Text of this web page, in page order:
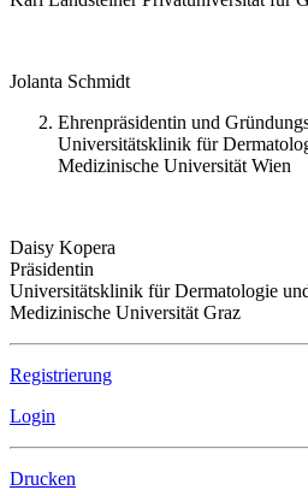
Jolanta Schmidt
Ehrenpräsidentin und
Universitätsklinik für
Medizinische Universität Wien
Daisy Kopera
Präsidentin
Universitätsklinik für Dermatologie
Medizinische Universität Graz
Registrierung
Login
Drucken